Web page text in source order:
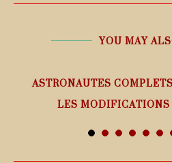
YOU MAY
ASTRONAUTES
LES